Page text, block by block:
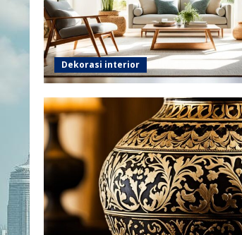
Dekorasi interior